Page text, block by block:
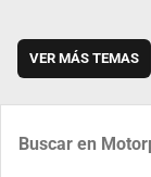
VER MÁS TEMAS